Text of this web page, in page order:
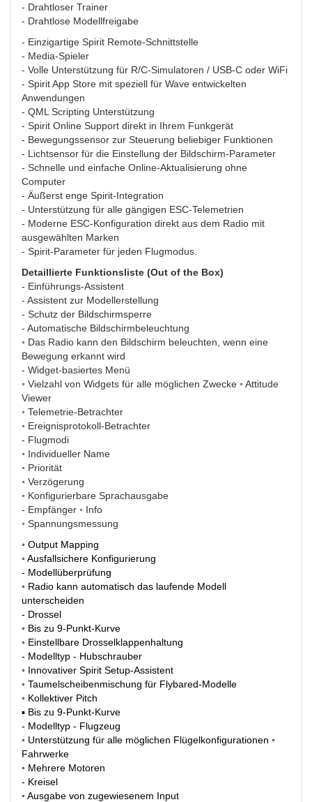
- Drahtloser Trainer
- Drahtlose Modellfreigabe
- Einzigartige Spirit Remote-Schnittstelle
- Media-Spieler
- Volle Unterstützung für R/C-Simulatoren / USB-C oder WiFi
- Spirit App Store mit speziell für Wave entwickelten
Anwendungen
- QML Scripting Unterstützung
- Spirit Online Support direkt in Ihrem Funkgerät
- Bewegungssensor zur Steuerung beliebiger Funktionen
- Lichtsensor für die Einstellung der Bildschirm-Parameter
- Schnelle und einfache Online-Aktualisierung ohne
Computer
- Äußerst enge Spirit-Integration
- Unterstützung für alle gängigen ESC-Telemetrien
- Moderne ESC-Konfiguration direkt aus dem Radio mit
ausgewählten Marken
- Spirit-Parameter für jeden Flugmodus.
Detaillierte Funktionsliste (Out of the Box)
- Einführungs-Assistent
- Assistent zur Modellerstellung
- Schutz der Bildschirmsperre
- Automatische Bildschirmbeleuchtung
◦ Das Radio kann den Bildschirm beleuchten, wenn eine
Bewegung erkannt wird
- Widget-basiertes Menü
◦ Vielzahl von Widgets für alle möglichen Zwecke ◦ Attitude
Viewer
◦ Telemetrie-Betrachter
◦ Ereignisprotokoll-Betrachter
- Flugmodi
◦ Individueller Name
◦ Priorität
◦ Verzögerung
◦ Konfigurierbare Sprachausgabe
- Empfänger ◦ Info
◦ Spannungsmessung
◦ Output Mapping
◦ Ausfallsichere Konfigurierung
- Modellüberprüfung
◦ Radio kann automatisch das laufende Modell
unterscheiden
- Drossel
◦ Bis zu 9-Punkt-Kurve
◦ Einstellbare Drosselklappenhaltung
- Modelltyp - Hubschrauber
◦ Innovativer Spirit Setup-Assistent
◦ Taumelscheibenmischung für Flybared-Modelle
◦ Kollektiver Pitch
▪ Bis zu 9-Punkt-Kurve
- Modelltyp - Flugzeug
◦ Unterstützung für alle möglichen Flügelkonfigurationen ◦
Fahrwerke
◦ Mehrere Motoren
- Kreisel
◦ Ausgabe von zugewiesenem Input